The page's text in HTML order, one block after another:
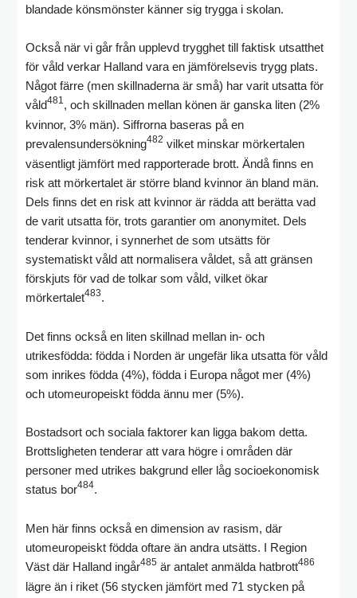
blandade könsmönster känner sig trygga i skolan.
Också när vi går från upplevd trygghet till faktisk utsatthet
för våld verkar Halland vara en jämförelsevis trygg plats.
Något färre (men skillnaderna är små) har varit utsatta för
våld481, och skillnaden mellan könen är ganska liten (2%
kvinnor, 3% män). Siffrorna baseras på en
prevalensundersökning482 vilket minskar mörkertalen
väsentligt jämfört med rapporterade brott. Ändå finns en
risk att mörkertalet är större bland kvinnor än bland män.
Dels finns det en risk att kvinnor är rädda att berätta vad
de varit utsatta för, trots garantier om anonymitet. Dels
tenderar kvinnor, i synnerhet de som utsätts för
systematiskt våld att normalisera våldet, så att gränsen
förskjuts för vad de tolkar som våld, vilket ökar
mörkertalet483.
Det finns också en liten skillnad mellan in- och
utrikesfödda: födda i Norden är ungefär lika utsatta för våld
som inrikes födda (4%), födda i Europa något mer (4%)
och utomeuropeiskt födda ännu mer (5%).
Bostadsort och sociala faktorer kan ligga bakom detta.
Brottsligheten tenderar att vara högre i områden där
personer med utrikes bakgrund eller låg socioekonomisk
status bor484.
Men här finns också en dimension av rasism, där
utomeuropeiskt födda oftare än andra utsätts. I Region
Väst där Halland ingår485 är antalet anmälda hatbrott486
lägre än i riket (56 stycken jämfört med 71 stycken på